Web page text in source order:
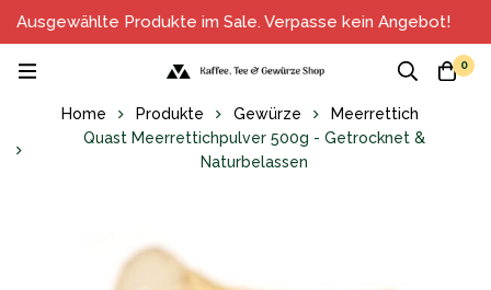
Ausgewählte Produkte im Sale. Verpasse kein Angebot!
0
Home Produkte Gewürze
Meerrettich
Quast Meerrettichpulver 500g - Getrocknet &
Naturbelassen